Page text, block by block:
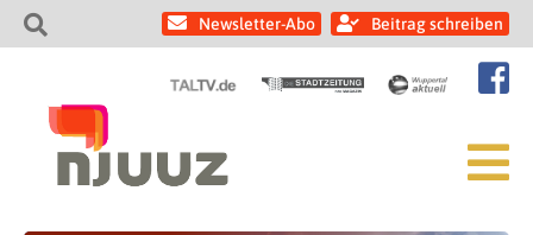
Newsletter-Abo Beitrag schreiben